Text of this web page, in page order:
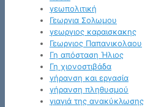
γεωπολιτική
Γεωργια Σολωμου
γεωργιος καραισκακης
Γεωργιος Παπανικολαου
Γη απόσταση Ήλιος
Γη χιονοστιβάδα
γήρανση και εργασία
γήρανση πληθυσμού
γιαγιά της ανακύκλωσης